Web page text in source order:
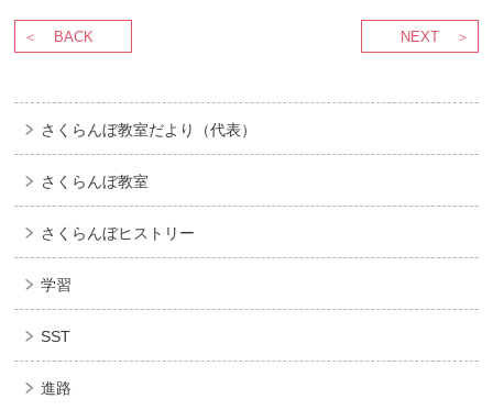
BACK NEXT
さくらんぼ教室だより（代表）
さくらんぼ教室
さくらんぼヒストリー
学習
SST
進路